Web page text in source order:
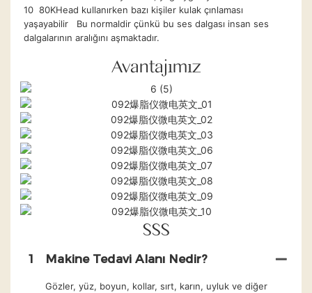
10 80KHead kullanırken bazı kişiler kulak çınlaması
yaşayabilir Bu normaldir çünkü bu ses dalgası insan ses
dalgalarının aralığını aşmaktadır.
Avantajımız
SSS
1 Makine Tedavi Alanı Nedir?
Gözler, yüz, boyun, kollar, sırt, karın, uyluk ve diğer